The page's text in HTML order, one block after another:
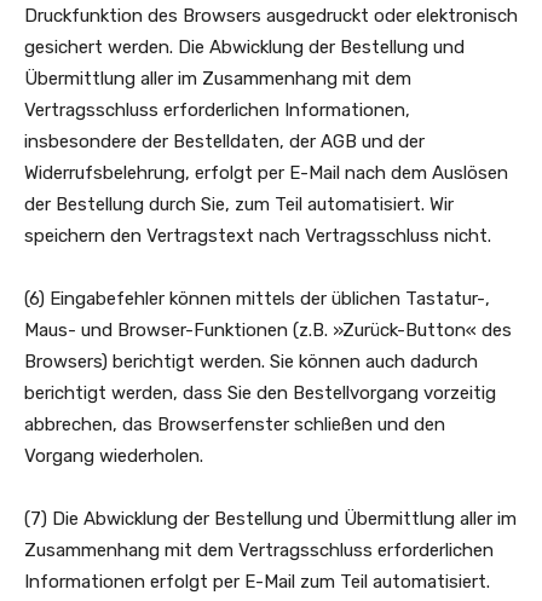
Druckfunktion des Browsers ausgedruckt oder elektronisch
gesichert werden. Die Abwicklung der Bestellung und
Übermittlung aller im Zusammenhang mit dem
Vertragsschluss erforderlichen Informationen,
insbesondere der Bestelldaten, der AGB und der
Widerrufsbelehrung, erfolgt per E-Mail nach dem Auslösen
der Bestellung durch Sie, zum Teil automatisiert. Wir
speichern den Vertragstext nach Vertragsschluss nicht.
(6) Eingabefehler können mittels der üblichen Tastatur-,
Maus- und Browser-Funktionen (z.B. »Zurück-Button« des
Browsers) berichtigt werden. Sie können auch dadurch
berichtigt werden, dass Sie den Bestellvorgang vorzeitig
abbrechen, das Browserfenster schließen und den
Vorgang wiederholen.
(7) Die Abwicklung der Bestellung und Übermittlung aller im
Zusammenhang mit dem Vertragsschluss erforderlichen
Informationen erfolgt per E-Mail zum Teil automatisiert.